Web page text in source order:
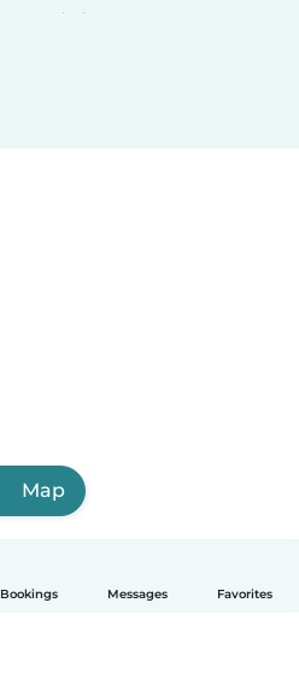
Bookings Messages Favorites
Jerez de la Frontera
Map